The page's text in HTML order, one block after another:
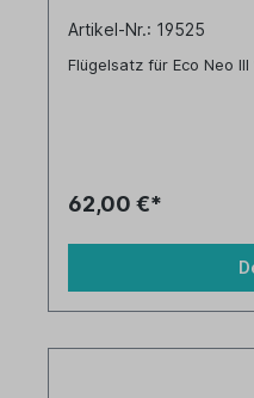
Artikel-Nr.: 19525
Flügelsatz für Eco Neo
62,00 €*